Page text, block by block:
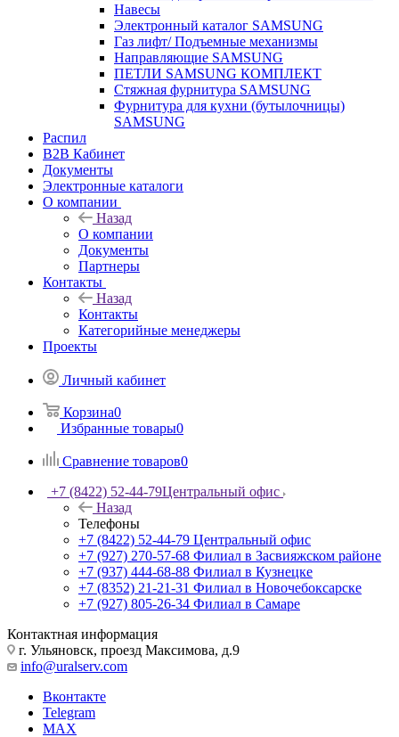
Навесы
Электронный каталог SAMSUNG
Газ лифт/ Подъемные механизмы
Направляющие SAMSUNG
ПЕТЛИ SAMSUNG КОМПЛЕКТ
Стяжная фурнитура SAMSUNG
Фурнитура для кухни (бутылочницы)
SAMSUNG
Распил
B2B Кабинет
Документы
Электронные каталоги
О компании
Назад
О компании
Документы
Партнеры
Контакты
Назад
Контакты
Категорийные менеджеры
Проекты
Личный кабинет
Корзина0
Избранные товары0
Сравнение товаров0
+7 (8422) 52-44-79Центральный офис
Назад
Телефоны
+7 (8422) 52-44-79 Центральный офис
+7 (927) 270-57-68 Филиал в Засвияжском районе
+7 (937) 444-68-88 Филиал в Кузнецке
+7 (8352) 21-21-31 Филиал в Новочебоксарске
+7 (927) 805-26-34 Филиал в Самаре
Контактная информация
г. Ульяновск, проезд Максимова, д.9
info@uralserv.com
Вконтакте
Telegram
MAX